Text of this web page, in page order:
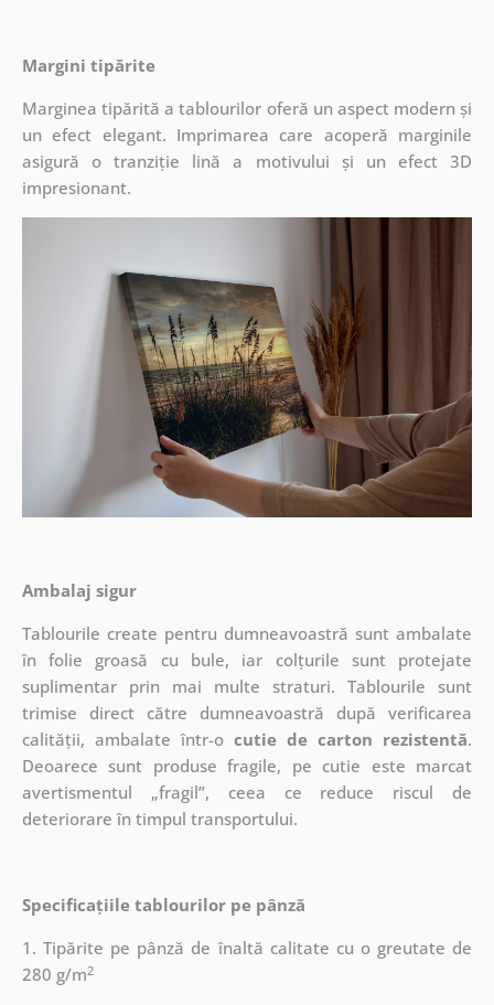
Margini tipărite
Marginea tipărită a tablourilor oferă un aspect modern și
un efect elegant. Imprimarea care acoperă marginile
asigură o tranziție lină a motivului și un efect 3D
impresionant.
Ambalaj sigur
Tablourile create pentru dumneavoastră sunt ambalate
în folie groasă cu bule, iar colțurile sunt protejate
suplimentar prin mai multe straturi.Tablourile sunt
trimise direct către dumneavoastră după verificarea
calității, ambalate într-o cutie de carton rezistentă.
Deoarece sunt produse fragile, pe cutie este marcat
avertismentul „fragil”, ceea ce reduce riscul de
deteriorare în timpul transportului.
Specificațiile tablourilor pe pânză
1. Tipărite pe pânză de înaltă calitate cu o greutate de
280 g/m2